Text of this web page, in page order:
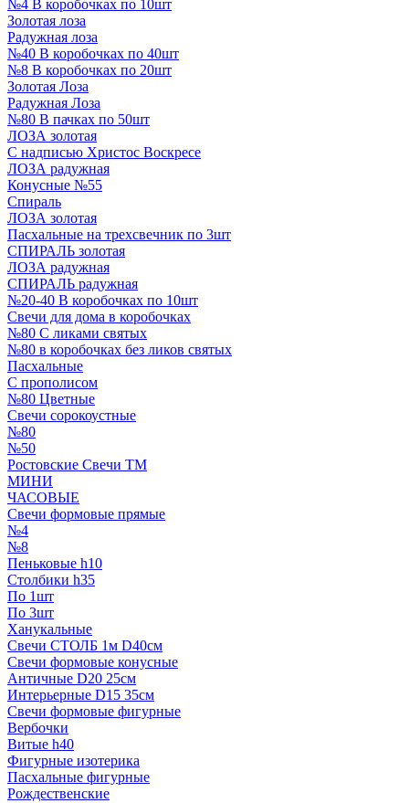
№4 В коробочках по 10шт
Золотая лоза
Радужная лоза
№40 В коробочках по 40шт
№8 В коробочках по 20шт
Золотая Лоза
Радужная Лоза
№80 В пачках по 50шт
ЛОЗА золотая
С надписью Христос Воскресе
ЛОЗА радужная
Конусные №55
Спираль
ЛОЗА золотая
Пасхальные на трехсвечник по 3шт
СПИРАЛЬ золотая
ЛОЗА радужная
СПИРАЛЬ радужная
№20-40 В коробочках по 10шт
Свечи для дома в коробочках
№80 С ликами святых
№80 в коробочках без ликов святых
Пасхальные
С прополисом
№80 Цветные
Свечи сорокоустные
№80
№50
Ростовские Свечи ТМ
МИНИ
ЧАСОВЫЕ
Свечи формовые прямые
№4
№8
Пеньковые h10
Столбики h35
По 1шт
По 3шт
Ханукальные
Свечи СТОЛБ 1м D40см
Свечи формовые конусные
Античные D20 25см
Интерьерные D15 35см
Свечи формовые фигурные
Вербочки
Витые h40
Фигурные изотерика
Пасхальные фигурные
Рождественские